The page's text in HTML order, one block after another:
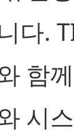
다.
함
시